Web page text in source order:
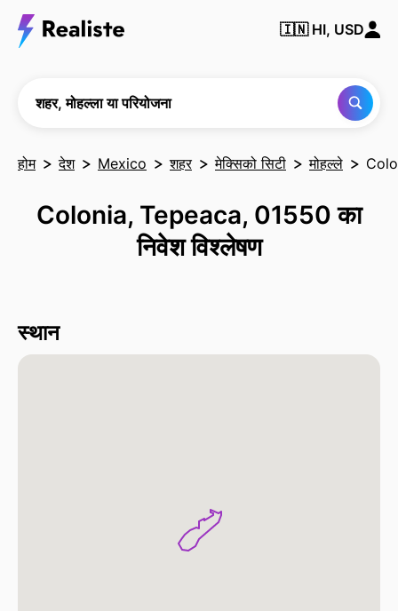
🇮🇳 HI, USD
शहर, मोहल्ला या परियोजना
होम देश Mexico शहर मेक्सिको सिटी मोहल्ले
Colonia, Tepeaca, 01550 का
निवेश विश्लेषण
स्थान